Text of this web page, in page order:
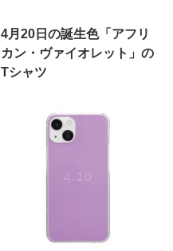
4月20日の誕生色「アフリ
カン・ヴァイオレット」の
Tシャツ